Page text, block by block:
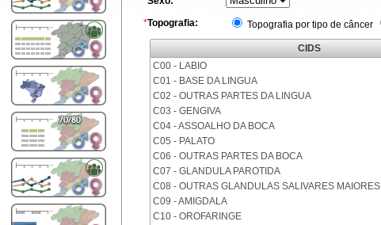
*Topografia: Topografia por tipo de câncer
CIDS
C00 - LABIO
C01 - BASE DA LINGUA
C02 - OUTRAS PARTES DA LINGUA
C03 - GENGIVA
C04 - ASSOALHO DA BOCA
C05 - PALATO
C06 - OUTRAS PARTES DA BOCA
C07 - GLANDULA PAROTIDA
C08 - OUTRAS GLANDULAS SALIVARES MAIORES
C09 - AMIGDALA
C10 - OROFARINGE